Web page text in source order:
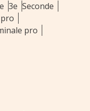
3e Seconde
pro